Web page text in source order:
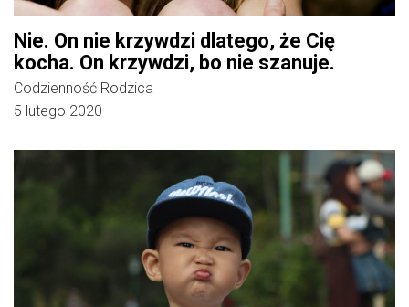
Nie. On nie krzywdzi dlatego, że Cię
kocha. On krzywdzi, bo nie szanuje.
Codzienność Rodzica
5 lutego 2020